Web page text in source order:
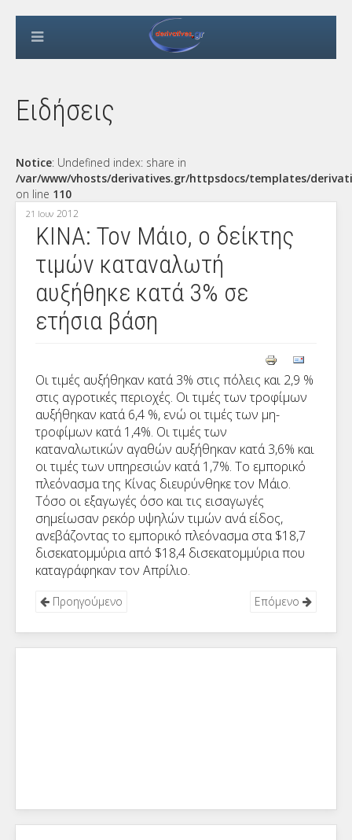
Ειδήσεις
Notice: Undefined index: share in
/var/www/vhosts/derivatives.gr/httpsdocs/templates/
on line 110
21 Ιουν 2012
KINA: Τον Μάιο, ο δείκτης
τιμών καταναλωτή
αυξήθηκε κατά 3% σε
ετήσια βάση
Οι τιμές αυξήθηκαν κατά 3% στις πόλεις και 2,9 %
στις αγροτικές περιοχές. Οι τιμές των τροφίμων
αυξήθηκαν κατά 6,4 %, ενώ οι τιμές των μη-
τροφίμων κατά 1,4%. Οι τιμές των
καταναλωτικών αγαθών αυξήθηκαν κατά 3,6% και
οι τιμές των υπηρεσιών κατά 1,7%. Το εμπορικό
πλεόνασμα της Κίνας διευρύνθηκε τον Μάιο.
Τόσο οι εξαγωγές όσο και τις εισαγωγές
σημείωσαν ρεκόρ υψηλών τιμών ανά είδος,
ανεβάζοντας το εμπορικό πλεόνασμα στα $18,7
δισεκατομμύρια από $18,4 δισεκατομμύρια που
καταγράφηκαν τον Απρίλιο.
Προηγούμενο Επόμενο